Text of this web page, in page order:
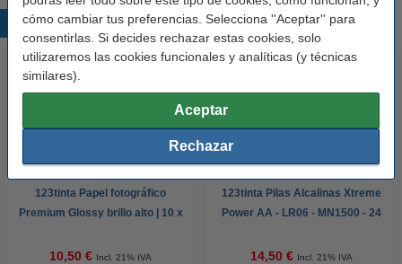
cómo cambiar tus preferencias. Selecciona ''Aceptar'' para
consentirlas. Si decides rechazar estas cookies, solo
utilizaremos las cookies funcionales y analíticas (y técnicas
similares).
Aceptar
Rechazar
Productos destacados
123tinta Papel fotográfico
Premium Glossy brillo alto | 10 x
10,50 € Incl. 21% IVA
123tinta Pilas Alcalinas Xtreme
Power AA - LR06 - MN1500 - 24
14,50 € Incl. 21% IVA